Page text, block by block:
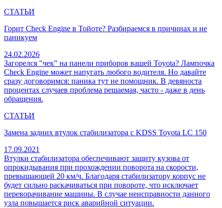
СТАТЬИ
Горит Check Engine в Тойоте? Разбираемся в причинах и не
паникуем
24.02.2026
Загорелся "чек" на панели приборов вашей Toyota? Лампочка
Check Engine может напугать любого водителя. Но давайте
сразу договоримся: паника тут не помощник. В девяноста
процентах случаев проблема решаемая, часто - даже в день
обращения.
СТАТЬИ
Замена задних втулок стабилизатора с KDSS Toyota LC 150
17.09.2021
Втулки стабилизатора обеспечивают защиту кузова от
опрокидывания при прохождении поворота на скорости,
превышающей 20 км/ч. Благодаря стабилизатору корпус не
будет сильно раскачиваться при повороте, что исключает
переворачивание машины. В случае неисправности данного
узла повышается риск аварийной ситуации.